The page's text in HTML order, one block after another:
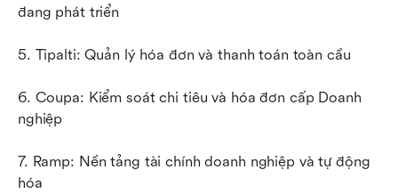
đang phát triển
5. Tipalti: Quản lý hóa đơn và thanh toán toàn cầu
6. Coupa: Kiểm soát chi tiêu và hóa đơn cấp Doanh
nghiệp
7. Ramp: Nền tảng tài chính doanh nghiệp và tự động
hóa